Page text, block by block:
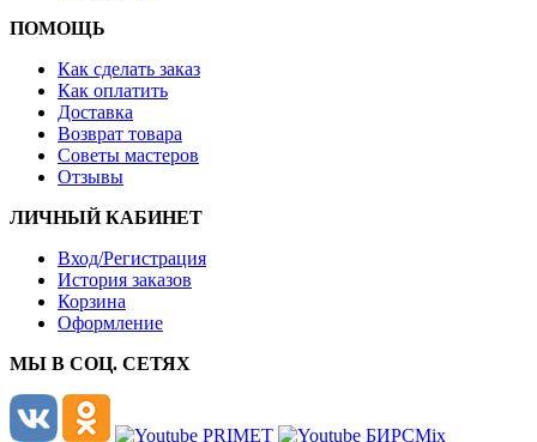
ПОМОЩЬ
Как сделать заказ
Как оплатить
Доставка
Возврат товара
Советы мастеров
Отзывы
ЛИЧНЫЙ КАБИНЕТ
Вход/Регистрация
История заказов
Корзина
Оформление
МЫ В СОЦ. СЕТЯХ